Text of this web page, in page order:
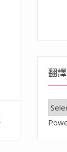
歷史課必出現的故事
翻譯